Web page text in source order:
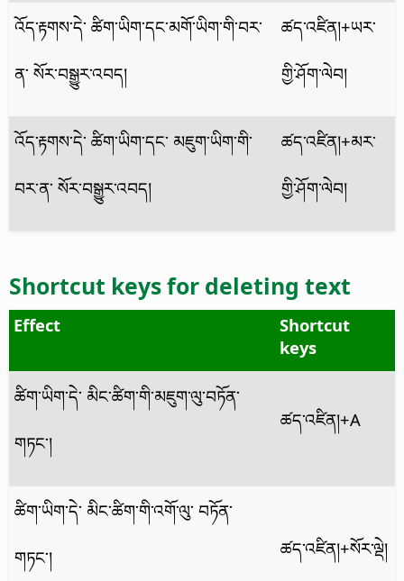
འོད་རྟགས་དེ་ ཚིག་ཡིག་དང་མགོ་ཡིག་གི་བར་
ན་ སོར་བསྒྱུར་འབད།
ཚད་འཛིན།+ཡར་
གྱི་ཤོག་ལེབ།
འོད་རྟགས་དེ་ ཚིག་ཡིག་དང་ མཇུག་ཡིག་གི་
བར་ན་ སོར་བསྒྱུར་འབད།
ཚད་འཛིན།+མར་
གྱི་ཤོག་ལེབ།
Shortcut keys for deleting text
Effect
Shortcut
keys
ཚིག་ཡིག་དེ་ མིང་ཚིག་གི་མཇུག་ལུ་བཏོན་
གཏང་།
ཚད་འཛིན།+A
ཚིག་ཡིག་དེ་ མིང་ཚིག་གི་འགོ་ལུ་ བཏོན་
གཏང་། ཚད་འཛིན།+སོར་ལྡེ།